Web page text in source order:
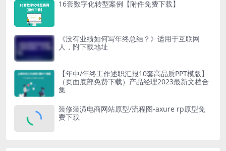
16套数字化转型案例【附件免费下载】
《没有业绩如何写年终总结？》适用于互联网
人，附下载地址
【年中/年终工作述职汇报10套高品质PPT模版】
（页面底部免费下载）产品经理2023最新文档合
集
装修装潢电商网站原型/流程图-axure rp原型免
费下载